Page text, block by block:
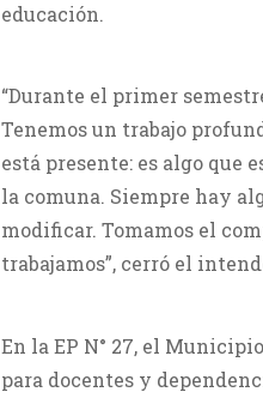
educación.
“Durante el primer
Tenemos un trabajo
está presente: es algo que
la comuna. Siempre hay
modificar. Tomamos el
trabajamos”, cerró el
En la EP N° 27, el
para docentes y